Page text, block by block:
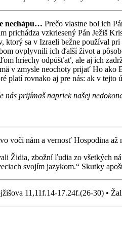
nechápu… Prečo vlastne bol ich
prichádza vzkriesený Pán Ježiš
ktorý sa v Izraeli bežne používal pri
ovplyvnili ich ďalší život a
hriechy odpúšťať, ale aj ich
v zmysle neochoty prijať Ho
platí rovnako aj pre nás: ak v
nás prijímaš napriek našej
voči nám a vernosť Hospodina
Židia, zbožní ľudia zo všetkých
svojím jazykom.“ Skutky
11,11f.14-17.24f.(26-30) •